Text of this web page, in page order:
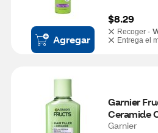
Agregar
$8.29
Recoger -
Entrega el
Garnier
Ceramide
3.8 OZ
Garnier